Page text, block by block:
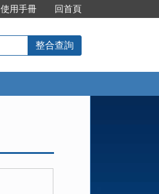
使用手冊 回首頁
整合查詢